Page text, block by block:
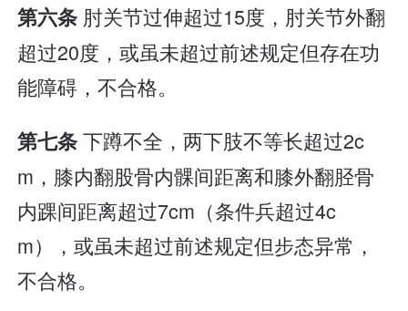
第六条 肘关节过伸超过15度，肘关节外翻
超过20度，或虽未超过前述规定但存在功
能障碍，不合格。
第七条下蹲不全，两下肢不等长超过2c
m，膝内翻股骨内髁间距离和膝外翻胫骨
内踝间距离超过7cm（条件兵超过4c
m），或虽未超过前述规定但步态异常，
不合格。